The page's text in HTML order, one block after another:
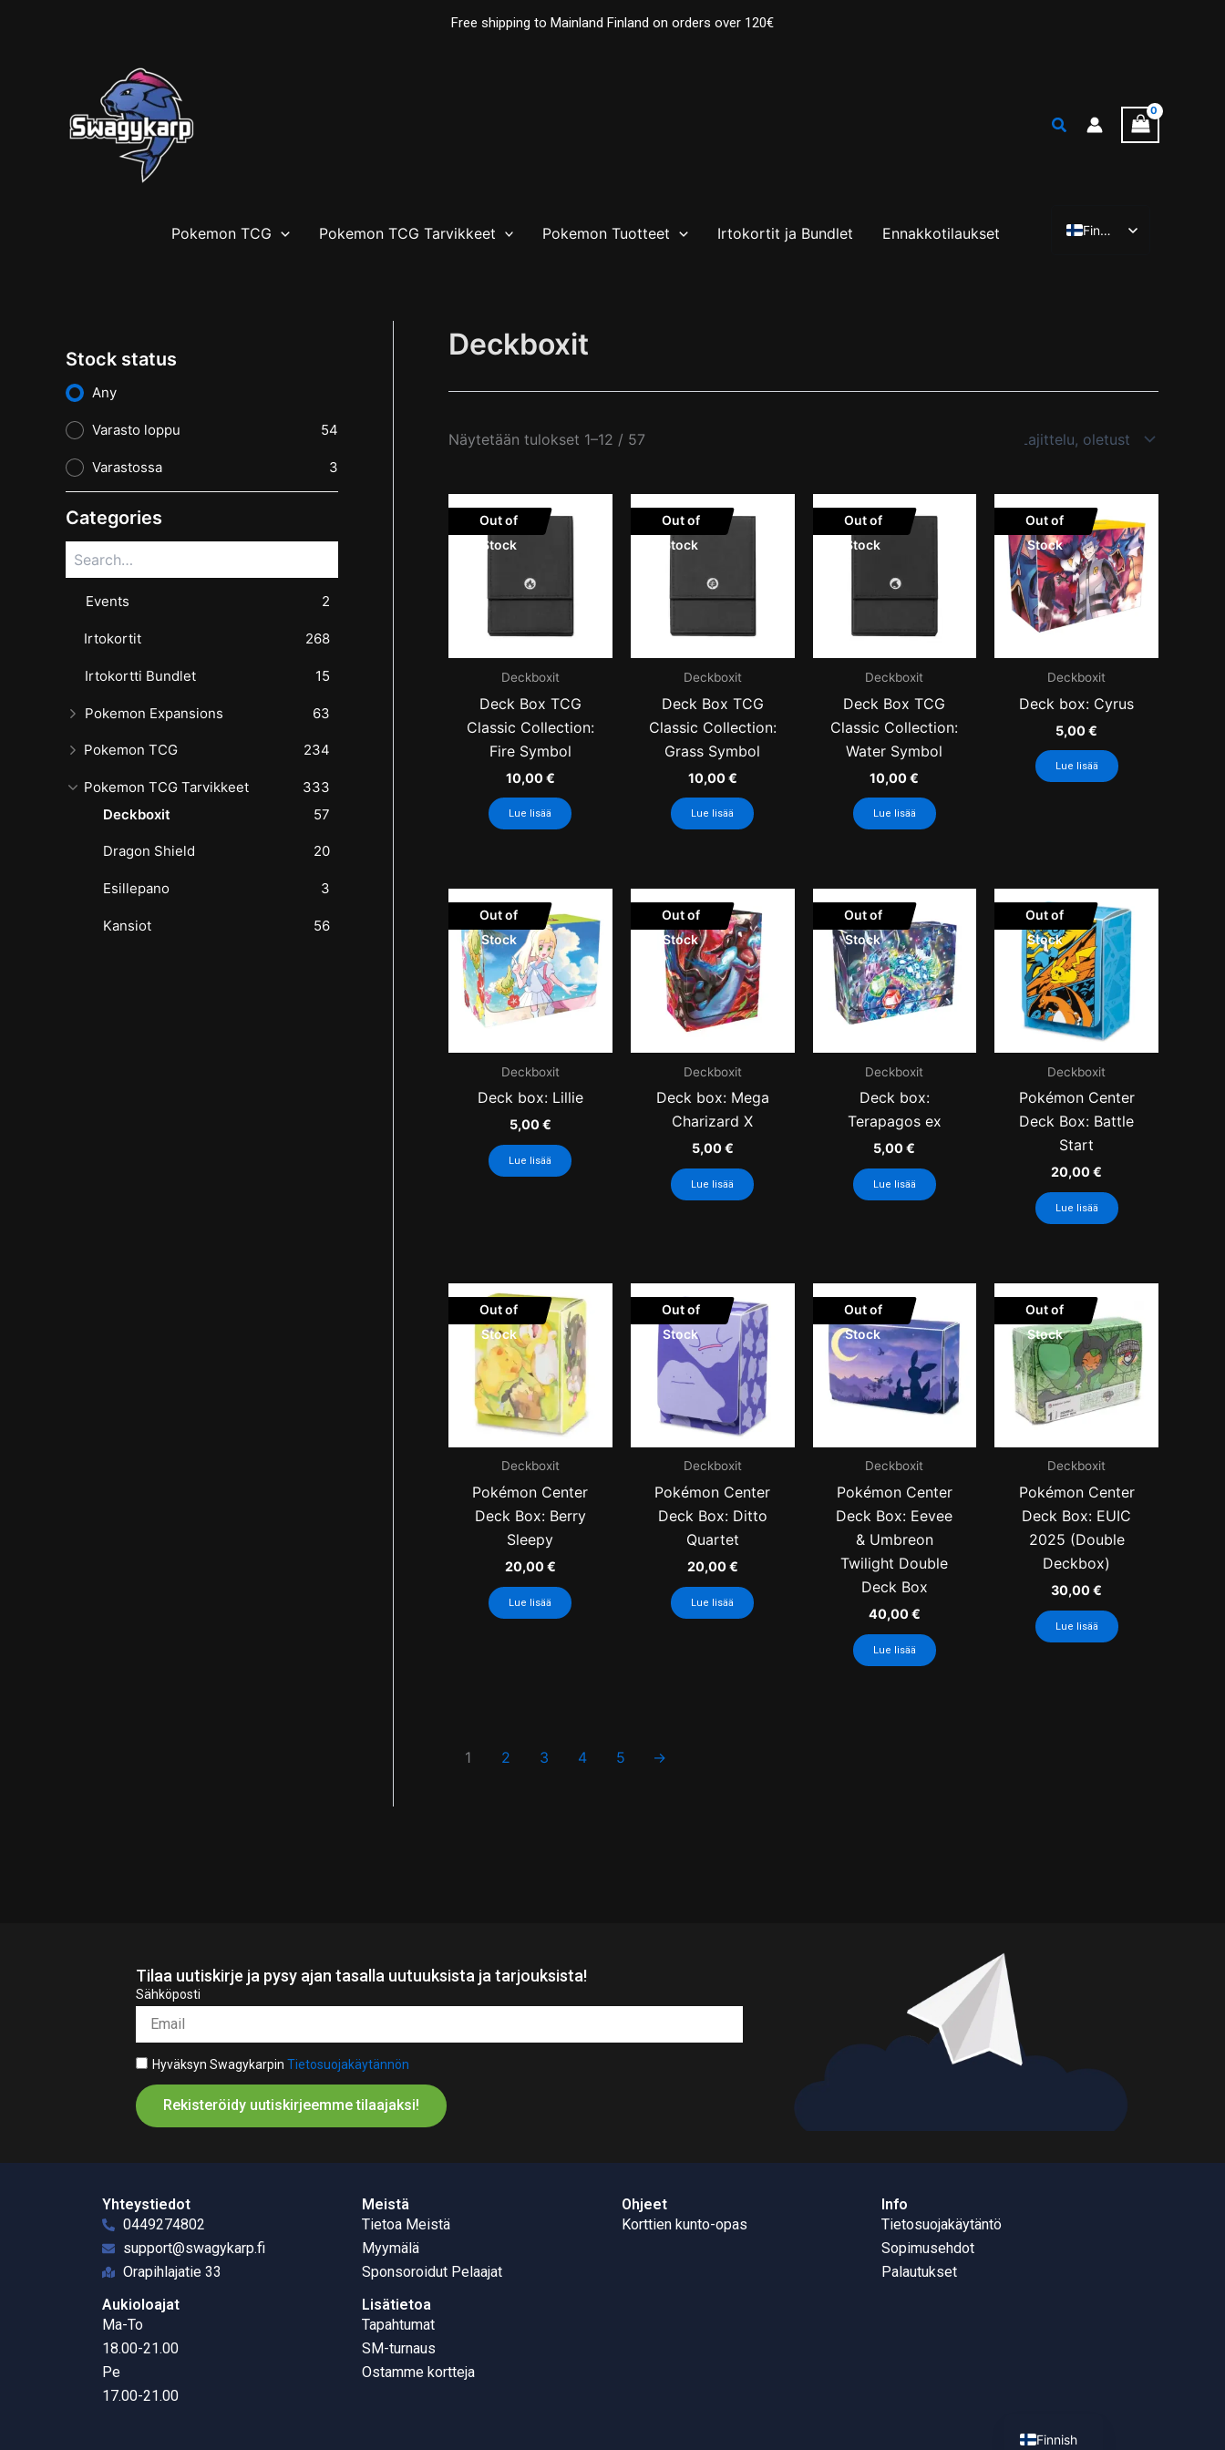
Free shipping to Mainland Finland on orders over 120€
Pokemon TCG Pokemon TCG Tarvikkeet Pokemon Tuotteet Irtokortit ja Bundlet Ennakkotilaukset
Finnish
Stock status
Any
Varasto loppu 54
Varastossa 3
Categories
Events 2
Irtokortit 268
Irtokortti Bundlet 15
Pokemon Expansions 63
Pokemon TCG 234
Pokemon TCG Tarvikkeet
333
Deckboxit
57
Dragon Shield 20
Esillepano 3
Kansiot 56
Deckboxit
Näytetään tulokset 1–12 / 57
Out of
Stock
Deckboxit
Deck Box TCG
Classic Collection:
Fire Symbol
10,00€
Lue lisää
Out of
Stock
Deckboxit
Deck Box TCG
Classic Collection:
Grass Symbol
10,00€
Lue lisää
Out of
Stock
Deckboxit
Deck Box TCG
Classic Collection:
Water Symbol
10,00€
Lue lisää
Out of
Stock
Deckboxit
Deck box: Cyrus
5,00€
Lue lisää
Out of
Stock
Deckboxit
Deck box: Lillie
5,00€
Lue lisää
Out of
Stock
Deckboxit
Deck box: Mega
Charizard X
5,00€
Lue lisää
Out of
Stock
Deckboxit
Deck box:
Terapagos ex
5,00€
Lue lisää
Out of
Stock
Deckboxit
Pokémon Center
Deck Box: Battle
Start
20,00€
Lue lisää
Out of
Stock
Deckboxit
Pokémon Center
Deck Box: Berry
Sleepy
20,00€
Lue lisää
Out of
Stock
Deckboxit
Pokémon Center
Deck Box: Ditto
Quartet
20,00€
Lue lisää
Out of
Stock
Deckboxit
Pokémon Center
Deck Box: Eevee
& Umbreon
Twilight Double
Deck Box
40,00€
Lue lisää
Out of
Stock
Deckboxit
Pokémon Center
Deck Box: EUIC
2025 (Double
Deckbox)
30,00€
Lue lisää
1 2 3 4 5 →
Tilaa uutiskirje ja pysy ajan tasalla uutuuksista ja tarjouksista!
Sähköposti
Hyväksyn Swagykarpin Tietosuojakäytännön
Rekisteröidy uutiskirjeemme tilaajaksi!
Yhteystiedot
0449274802
support@swagykarp.fi
Orapihlajatie 33
Aukioloajat
Ma-To
18.00-21.00
Pe
17.00-21.00
Meistä
Tietoa Meistä
Myymälä
Sponsoroidut Pelaajat
Lisätietoa
Tapahtumat
SM-turnaus
Ostamme kortteja
Ohjeet
Korttien kunto-opas
Info
Tietosuojakäytäntö
Sopimusehdot
Palautukset
Finnish